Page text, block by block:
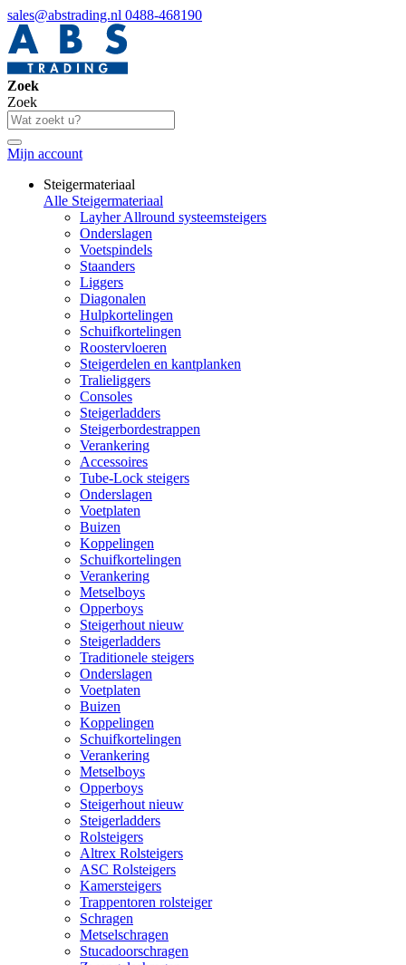
sales@abstrading.nl 0488-468190
Zoek
Zoek
Mijn account
Steigermateriaal
Alle Steigermateriaal
Layher Allround systeemsteigers
Onderslagen
Voetspindels
Staanders
Liggers
Diagonalen
Hulpkortelingen
Schuifkortelingen
Roostervloeren
Steigerdelen en kantplanken
Tralieliggers
Consoles
Steigerladders
Steigerbordestrappen
Verankering
Accessoires
Tube-Lock steigers
Onderslagen
Voetplaten
Buizen
Koppelingen
Schuifkortelingen
Verankering
Metselboys
Opperboys
Steigerhout nieuw
Steigerladders
Traditionele steigers
Onderslagen
Voetplaten
Buizen
Koppelingen
Schuifkortelingen
Verankering
Metselboys
Opperboys
Steigerhout nieuw
Steigerladders
Rolsteigers
Altrex Rolsteigers
ASC Rolsteigers
Kamersteigers
Trappentoren rolsteiger
Schragen
Metselschragen
Stucadoorschragen